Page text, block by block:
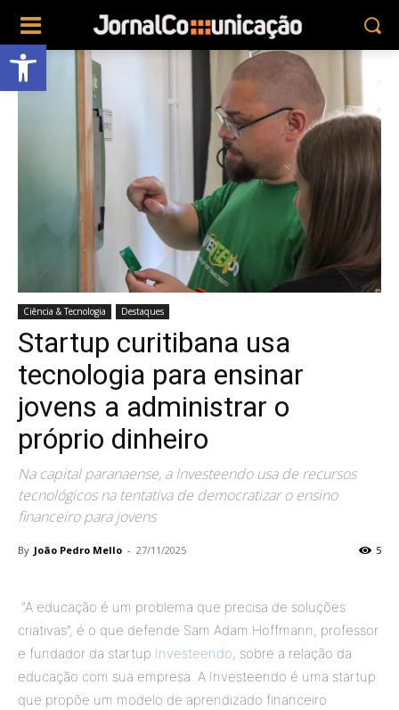
Abrir a barra de ferramentas
Ciência & Tecnologia Destaques
Startup curitibana usa
tecnologia para ensinar
jovens a administrar o
próprio dinheiro
Na capital paranaense, a Investeendo usa de recursos
tecnológicos na tentativa de democratizar o ensino
financeiro para jovens
By João Pedro Mello - 27/11/2025 5
“A educação é um problema que precisa de soluções
criativas”, é o que defende Sam Adam Hoffmann, professor
e fundador da startup Investeendo, sobre a relação da
educação com sua empresa. A Investeendo é uma startup
que propõe um modelo de aprendizado financeiro